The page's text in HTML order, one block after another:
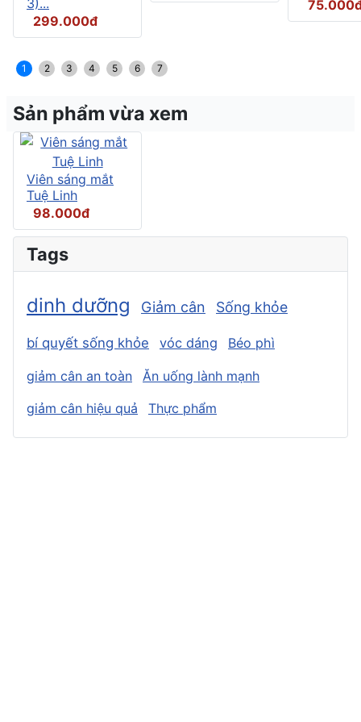
299.000đ
1 2 3 4 5 6 7
Sản phẩm vừa xem
Viên sáng mắt
Tuệ Linh
98.000đ
Tags
dinh dưỡng Giảm cân Sống khỏe
bí quyết sống khỏe vóc dáng Béo phì
giảm cân an toàn
Ăn uống lành mạnh
giảm cân hiệu quả
Thực phẩm